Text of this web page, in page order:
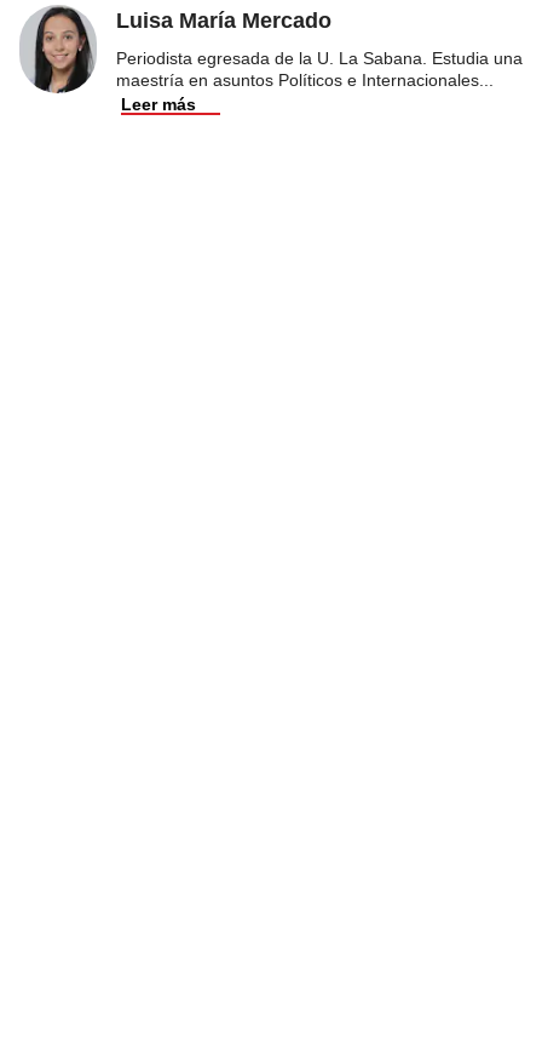
Luisa María Mercado
Periodista egresada de la U. La Sabana. Estudia una
maestría en asuntos Políticos e Internacionales
Leer más